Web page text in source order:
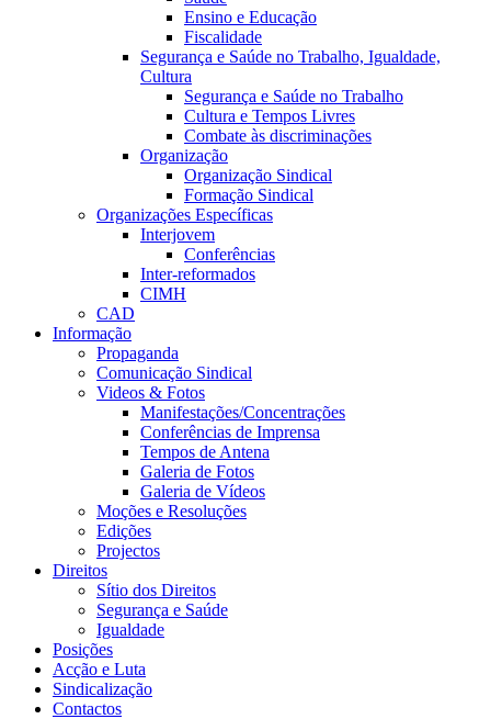
Ensino e Educação
Fiscalidade
Segurança e Saúde no Trabalho, Igualdade,
Cultura
Segurança e Saúde no Trabalho
Cultura e Tempos Livres
Combate às discriminações
Organização
Organização Sindical
Formação Sindical
Organizações Específicas
Interjovem
Conferências
Inter-reformados
CIMH
CAD
Informação
Propaganda
Comunicação Sindical
Videos & Fotos
Manifestações/Concentrações
Conferências de Imprensa
Tempos de Antena
Galeria de Fotos
Galeria de Vídeos
Moções e Resoluções
Edições
Projectos
Direitos
Sítio dos Direitos
Segurança e Saúde
Igualdade
Posições
Acção e Luta
Sindicalização
Contactos